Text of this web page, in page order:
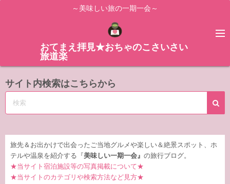
ス
ッ
～美味しい旅の一期一会～
おてまえ拝見★おちゃのこさいさい
旅道楽
サイト内検索はこちらから
旅先＆お出かけで出会ったご当地グルメや楽しい＆絶景スポット、ホ
テルや温泉を紹介する『 美味しい一期一会』 の旅行ブログ。
★当サイト宿泊施設等の写真掲載について★
★当サイトのカテゴリや検索方法など見方★